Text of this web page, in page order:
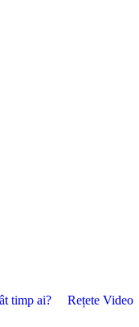
timp ai? Rețete Video